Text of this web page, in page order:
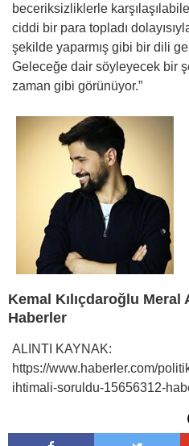
beceriksizliklerle
ciddi bir para topladı
şekilde yaparmış gibi bir dili
Geleceğe dair söyleyecek bir
zaman gibi görünüyor.”
Kemal Kılıçdaroğlu
Haberler
ALINTI KAYNAK:
https://www.haberler.com/
ihtimali-soruldu-15656312-